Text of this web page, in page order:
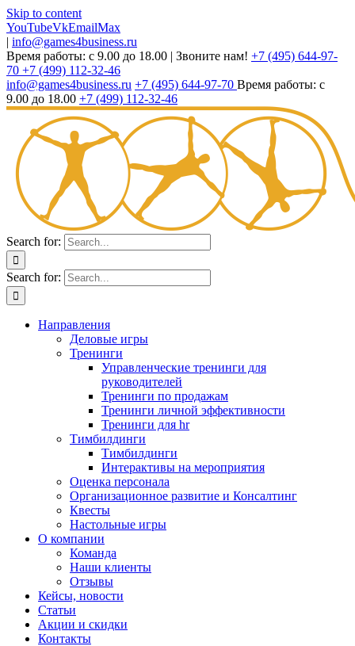
Skip to content
YouTubeVkEmailMax
| info@games4business.ru
Время работы: с 9.00 до 18.00 | Звоните нам! +7 (495) 644-97-
70 +7 (499) 112-32-46
info@games4business.ru +7 (495) 644-97-70 Время работы: с
9.00 до 18.00 +7 (499) 112-32-46
Search for:
Search for:
Направления
Деловые игры
Тренинги
Управленческие тренинги для
руководителей
Тренинги по продажам
Тренинги личной эффективности
Тренинги для hr
Тимбилдинги
Тимбилдинги
Интерактивы на мероприятия
Оценка персонала
Организационное развитие и Консалтинг
Квесты
Настольные игры
О компании
Команда
Наши клиенты
Отзывы
Кейсы, новости
Статьи
Акции и скидки
Контакты